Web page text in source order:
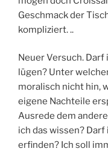
Geschmack der
kompliziert. ..
Neuer Versuch.
lügen? Unter
moralisch nicht hin,
eigene Nachteile
Ausrede dem
ich das wissen?
erfinden? Ich soll